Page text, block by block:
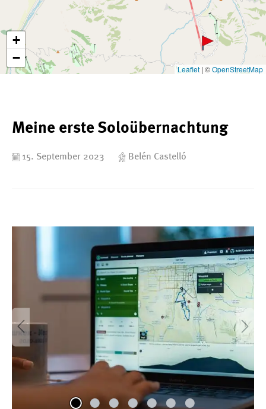
+
−
Leaflet | ©OpenStreetMap
Meine erste Soloübernachtung
15. September 2023 Belén Castelló